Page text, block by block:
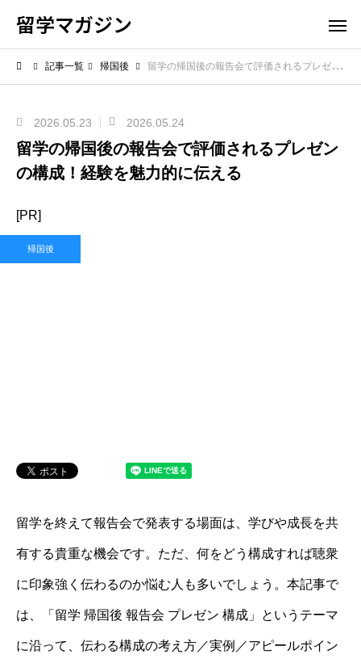
留学マガジン
記事一覧 帰国後 留学の帰国後の報告会で評価されるプレゼンの構成！経験を魅力的に伝える
2026.05.23 2026.05.24
留学の帰国後の報告会で評価されるプレゼン
の構成！経験を魅力的に伝える
[PR]
帰国後
留学を終えて報告会で発表する場面は、学びや成長を共
有する貴重な機会です。ただ、何をどう構成すれば聴衆
に印象強く伝わるのか悩む人も多いでしょう。本記事で
は、「留学 帰国後 報告会 プレゼン 構成」というテーマ
に沿って、伝わる構成の考え方／実例／アピールポイン